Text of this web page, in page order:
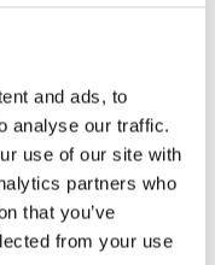
and ads, to
analyse our traffic.
use of our site with
partners who
that you’ve
from your use
TEJ